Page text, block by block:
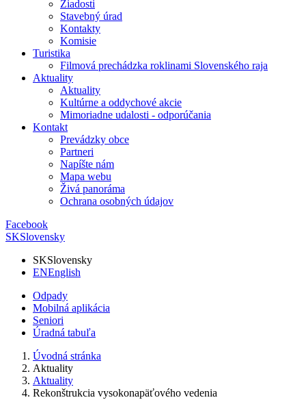
Žiadosti
Stavebný úrad
Kontakty
Komisie
Turistika
Filmová prechádzka roklinami Slovenského raja
Aktuality
Aktuality
Kultúrne a oddychové akcie
Mimoriadne udalosti - odporúčania
Kontakt
Prevádzky obce
Partneri
Napíšte nám
Mapa webu
Živá panoráma
Ochrana osobných údajov
Facebook
SKSlovensky
SKSlovensky
ENEnglish
Odpady
Mobilná aplikácia
Seniori
Úradná tabuľa
Úvodná stránka
Aktuality
Aktuality
Rekonštrukcia vysokonapäťového vedenia